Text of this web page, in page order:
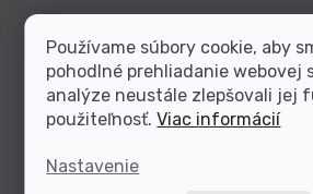
Používame súbory cookie, aby
pohodlné prehliadanie webovej
analýze neustále zlepšovali jej
použiteľnosť.Viac informácií
Nastavenie